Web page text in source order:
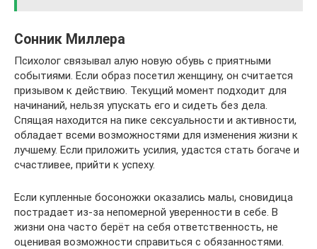
Сонник Миллера
Психолог связывал алую новую обувь с приятными
событиями. Если образ посетил женщину, он считается
призывом к действию. Текущий момент подходит для
начинаний, нельзя упускать его и сидеть без дела.
Спящая находится на пике сексуальности и активности,
обладает всеми возможностями для изменения жизни к
лучшему. Если приложить усилия, удастся стать богаче и
счастливее, прийти к успеху.
Если купленные босоножки оказались малы, сновидица
пострадает из-за непомерной уверенности в себе. В
жизни она часто берёт на себя ответственность, не
оценивая возможности справиться с обязанностями.